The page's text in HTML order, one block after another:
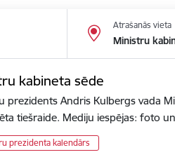
Atrašanās vieta
Ministru
kabineta sēde
prezidents Andris Kulbergs vada
tiešraide. Mediju iespējas: foto
prezidenta kalendārs